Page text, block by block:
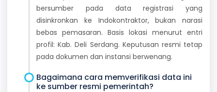
bersumber pada data registrasi yang
disinkronkan ke Indokontraktor, bukan narasi
bebas pemasaran. Basis lokasi menurut entri
profil: Kab. Deli Serdang. Keputusan resmi tetap
pada dokumen dan instansi berwenang.
Bagaimana cara memverifikasi data ini
ke sumber resmi pemerintah?